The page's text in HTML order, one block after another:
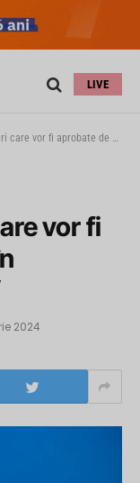
LIVE
de Guvern în ordonanța „trenuleț”
vor fi
2024